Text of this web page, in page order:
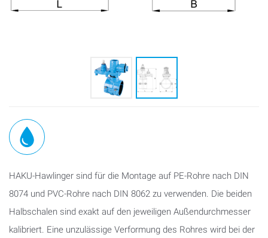
HAKU-Hawlinger sind für die Montage auf PE-Rohre nach DIN
8074 und PVC-Rohre nach DIN 8062 zu verwenden. Die beiden
Halbschalen sind exakt auf den jeweiligen Außendurchmesser
kalibriert. Eine unzulässige Verformung des Rohres wird bei der